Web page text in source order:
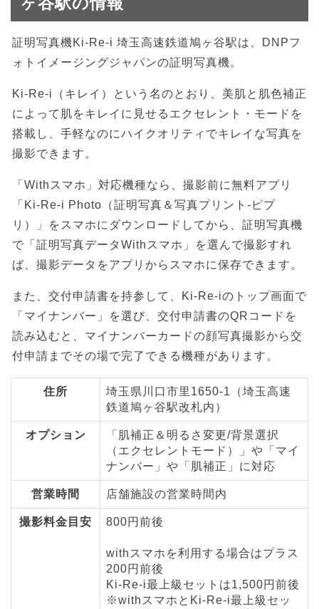
証明写真機Ki-Re-i 埼玉高速鉄道鳩ヶ谷駅は、DNPフ
ォトイメージングジャパンの証明写真機。
Ki-Re-i（キレイ）という名のとおり、美肌と肌色補正
によって肌をキレイに見せるエクセレント・モードを
搭載し、手軽なのにハイクオリティでキレイな写真を
撮影できます。
「Withスマホ」対応機種なら、撮影前に無料アプリ
「Ki-Re-i Photo（証明写真＆写真プリント-ピプ
リ）」をスマホにダウンロードしてから、証明写真機
で「証明写真データWithスマホ」を選んで撮影すれ
ば、撮影データをアプリからスマホに保存できます。
また、交付申請書を持参して、Ki-Re-iのトップ画面で
「マイナンバー」を選び、交付申請書のQRコードを
読み込むと、マイナンバーカードの顔写真撮影から交
付申請までその場で完了できる機種があります。
住所
埼玉県川口市里1650-1（埼玉高速
鉄道鳩ヶ谷駅改札内）
オプション
「肌補正＆明るさ変更/背景選択
（エクセレントモード）」や「マイ
ナンバー」や「肌補正」に対応
営業時間 店舗施設の営業時間内
撮影料金目安 800円前後
withスマホを利用する場合はプラス
200円前後
Ki-Re-i最上級セットは1,500円前後
※withスマホとKi-Re-i最上級セッ